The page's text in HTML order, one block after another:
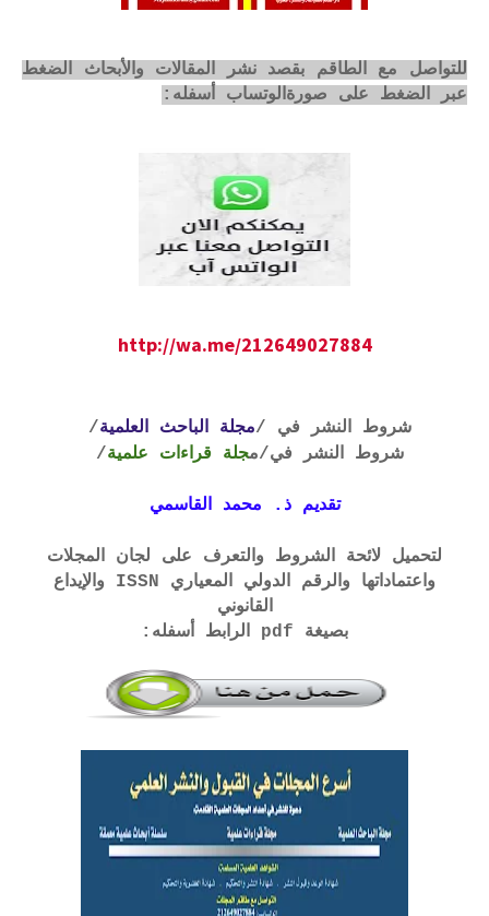
للتواصل مع الطاقم بقصد نشر المقالات والأبحاث الضغط
عبر الضغط على صورةالوتساب أسفله:
http://wa.me/212649027884
شروط النشر في /مجلة الباحث العلمية/
شروط النشر في/مجلة قراءات علمية/
تقديم ذ. محمد القاسمي
لتحميل لائحة الشروط والتعرف على لجان المجلات
واعتماداتها والرقم الدولي المعياري ISSN والإيداع
القانوني
بصيغة pdf الرابط أسفله: